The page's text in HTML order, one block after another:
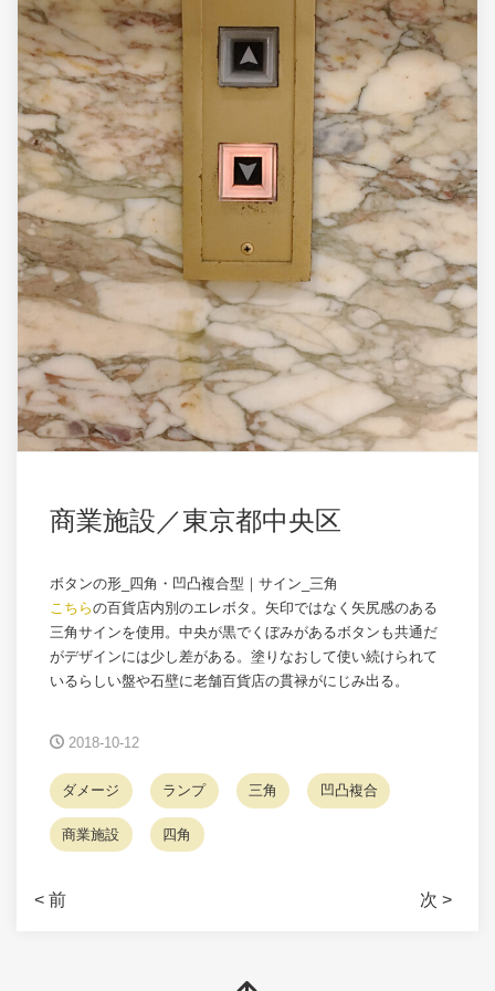
商業施設／東京都中央区
ボタンの形_四角・凹凸複合型｜サイン_三角
こちらの百貨店内別のエレボタ。矢印ではなく矢尻感のある
三角サインを使用。中央が黒でくぼみがあるボタンも共通だ
がデザインには少し差がある。塗りなおして使い続けられて
いるらしい盤や石壁に老舗百貨店の貫禄がにじみ出る。
2018-10-12
ダメージ ランプ 三角 凹凸複合
商業施設 四角
< 前 次 >